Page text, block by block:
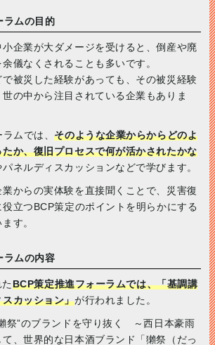
ラムの目的
企業が大ダメージを受けると、倒産や廃
儀なくされることも多いです。
被災した経験があっても、その被災経験
の中から注目されている企業もありま
ラムでは、そのような企業からからどのよ
か、復旧プロセスで何が活かされたかな
パネルディスカッションなどで学びます。
からの実体験を直接聞くことで、災害復
役立つBCP策定のポイントを明らかにする
す。
ラムの内容
BCP策定推進フォーラムでは、「基調講
カッション」が行われました。
祭”のブランドを守り抜く ～西日本豪雨
、世界的な日本酒ブランド「獺祭（だっ